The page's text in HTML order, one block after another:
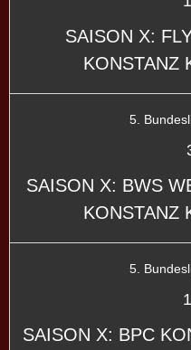
SAISON X:
KONSTANZ
5.
SAISON X: BWS
KONSTANZ
5.
SAISON X: BPC